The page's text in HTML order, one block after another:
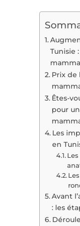
Tunisie
Prix de
Êtes-
pour
Les
en
Avant
: les